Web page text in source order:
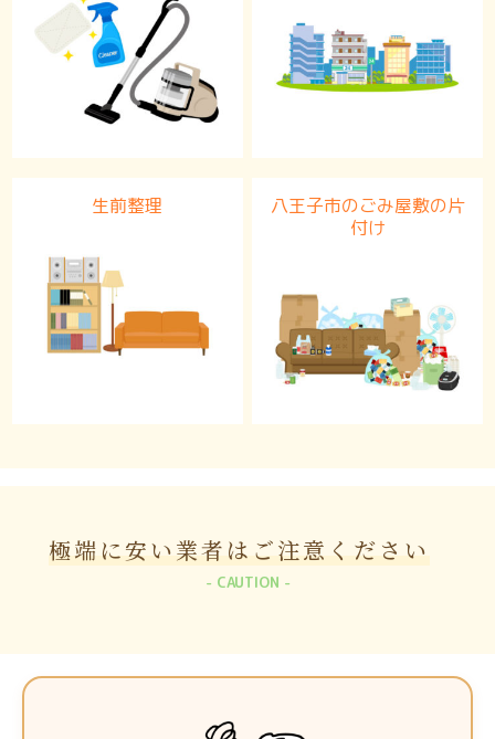
生前整理
八王子市のごみ屋敷の片
付け
極端に安い業者は ご注意ください
CAUTION